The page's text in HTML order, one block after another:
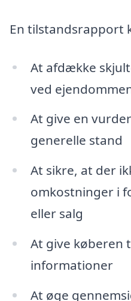
En tilstandsrapport
At afdække
ved
At give en
generelle stand
At sikre, at der
omkostninger i
eller salg
At give køberen
informationer
At øge